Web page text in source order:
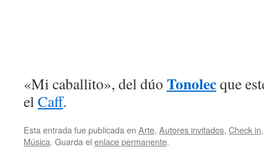
«Mi caballito», del dúo Tonolecque
elCaff.
Esta entrada fue publicada en Arte, Autores invitados, Check in
Música. Guarda el enlace permanente.